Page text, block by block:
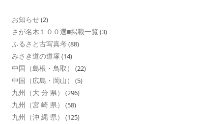
お知らせ(2)
さが名木１００選■掲載一覧 (3)
ふるさと古写真考(88)
みさき道の道塚 (14)
中国（島根・鳥取） (22)
中国（広島・岡山） (5)
九州（大 分 県） (296)
九州（宮 崎 県） (58)
九州（沖 縄 県） (125)